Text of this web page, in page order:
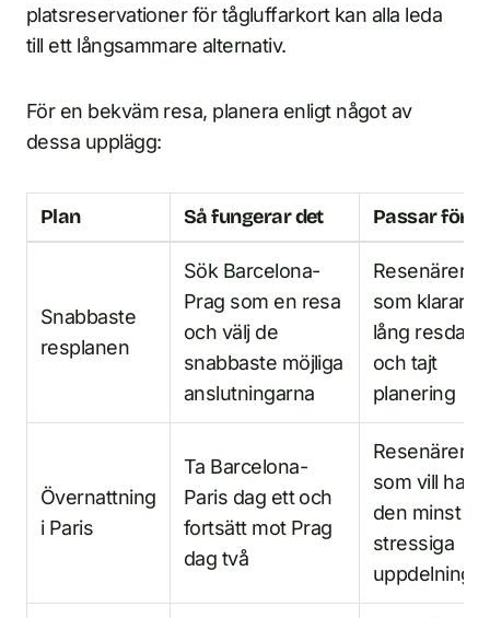
platsreservationer för tågluffarkort kan alla leda
till ett långsammare alternativ.
För en bekväm resa, planera enligt något av
dessa upplägg:
Plan Så fungerar det Passar för
Snabbaste
resplanen
Sök Barcelona-
Prag som en resa
och välj de
snabbaste möjliga
anslutningarna
Resenärer
som klarar
lång resdag
och tajt
planering
Övernattning
i Paris
Ta Barcelona-
Paris dag ett och
fortsätt mot Prag
dag två
Resenärer
som vill ha
den minst
stressiga